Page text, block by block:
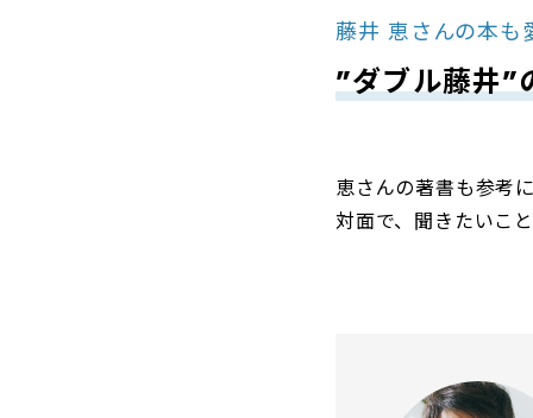
藤井 恵さんの本も
”ダブル藤井”
恵さんの著書も参考
対面で、聞きたいこ